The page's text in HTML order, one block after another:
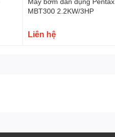
MBT300 2.2KW/3HP
Liên hệ